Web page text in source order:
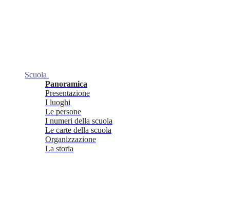
Scuola
Panoramica
Presentazione
I luoghi
Le persone
I numeri della scuola
Le carte della scuola
Organizzazione
La storia